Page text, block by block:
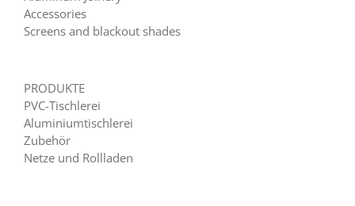
Accessories
Screens and blackout shades
PRODUKTE
PVC-Tischlerei
Aluminiumtischlerei
Zubehör
Netze und Rollladen